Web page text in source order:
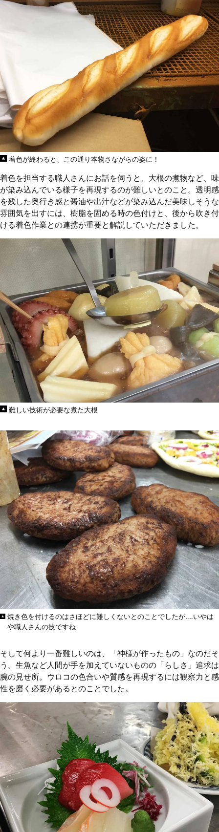
着色が終わると、この通り本物さながらの姿に！
着色を担当する職人さんにお話を伺うと、大根の煮物など、味
が染み込んでいる様子を再現するのが難しいとのこと。透明感
を残した奥行き感と醤油や出汁などが染み込んだ美味しそうな
雰囲気を出すには、樹脂を固める時の色付けと、後から吹き付
ける着色作業との連携が重要と解説していただきました。
難しい技術が必要な煮た大根
焼き色を付けるのはさほどに難しくないとのことでしたが‥‥いやは
や職人さんの技ですね
そして何より一番難しいのは、「神様が作ったもの」なのだそ
う。生魚など人間が手を加えていないものの「らしさ」追求は
腕の見せ所。ウロコの色合いや質感を再現するには観察力と感
性を磨く必要があるとのことでした。